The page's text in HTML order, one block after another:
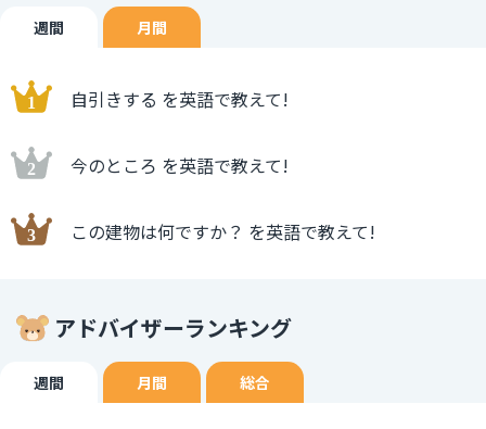
週間 月間
自引きする を英語で教えて!
今のところ を英語で教えて!
この建物は何ですか？ を英語で教えて!
アドバイザーランキング
週間 月間 総合